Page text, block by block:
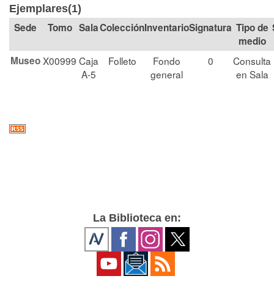
Ejemplares(1)
Tomo SalaColección Signatura Tipo de
medio
MuseoX00999 Caja
A-5
Folleto
Fondo
general
0
Consulta
en Sala
La Biblioteca en: